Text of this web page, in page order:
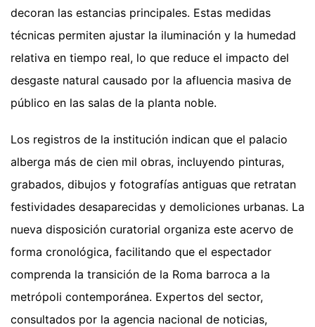
decoran las estancias principales. Estas medidas
técnicas permiten ajustar la iluminación y la humedad
relativa en tiempo real, lo que reduce el impacto del
desgaste natural causado por la afluencia masiva de
público en las salas de la planta noble.
Los registros de la institución indican que el palacio
alberga más de cien mil obras, incluyendo pinturas,
grabados, dibujos y fotografías antiguas que retratan
festividades desaparecidas y demoliciones urbanas. La
nueva disposición curatorial organiza este acervo de
forma cronológica, facilitando que el espectador
comprenda la transición de la Roma barroca a la
metrópoli contemporánea. Expertos del sector,
consultados por la agencia nacional de noticias,